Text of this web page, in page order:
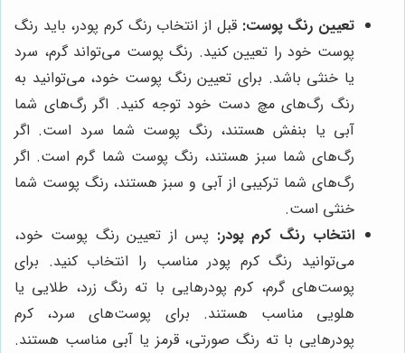
تعیین رنگ پوست: قبل از انتخاب رنگ کرم پودر، باید رنگ
پوست خود را تعیین کنید. رنگ پوست می‌تواند گرم، سرد
یا خنثی باشد. برای تعیین رنگ پوست خود، می‌توانید به
رنگ رگ‌های مچ دست خود توجه کنید. اگر رگ‌های شما
آبی یا بنفش هستند، رنگ پوست شما سرد است. اگر
رگ‌های شما سبز هستند، رنگ پوست شما گرم است. اگر
رگ‌های شما ترکیبی از آبی و سبز هستند، رنگ پوست شما
خنثی است.
انتخاب رنگ کرم پودر: پس از تعیین رنگ پوست خود،
می‌توانید رنگ کرم پودر مناسب را انتخاب کنید. برای
پوست‌های گرم، کرم پودرهایی با ته رنگ زرد، طلایی یا
هلویی مناسب هستند. برای پوست‌های سرد، کرم
پودرهایی با ته رنگ صورتی، قرمز یا آبی مناسب هستند.